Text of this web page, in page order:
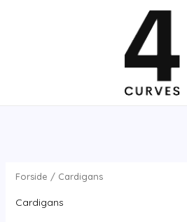
Forside / Cardigans
Cardigans